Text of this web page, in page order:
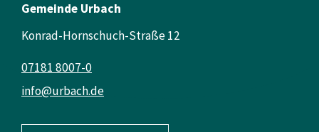
Gemeinde Urbach
Konrad-Hornschuch-Straße 12
info@urbach.de
07181 8007-0